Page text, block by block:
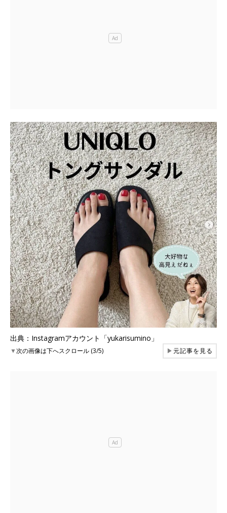
出典：Instagramアカウント「yukarisumino」
▼次の画像は下へスクロール (3/5) ▶元記事を見る